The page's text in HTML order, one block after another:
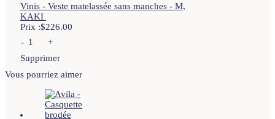
Vinis - Veste matelassée sans manches - M,
KAKI
Prix :$226.00
-
+
Supprimer
Vous pourriez aimer